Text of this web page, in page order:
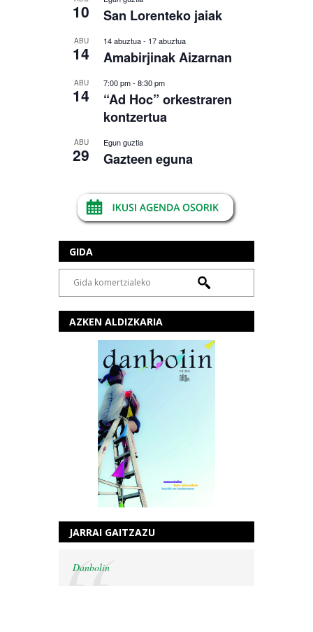
10 San Lorenteko jaiak
ABU
14
14 abuztua- 17 abuztua
Amabirjinak Aizarnan
ABU
14
7:00 pm- 8:30 pm
“Ad Hoc” orkestraren
kontzertua
ABU
29
Egun guztia
Gazteen eguna
GIDA
AZKEN ALDIZKARIA
JARRAI GAITZAZU
Danbolin